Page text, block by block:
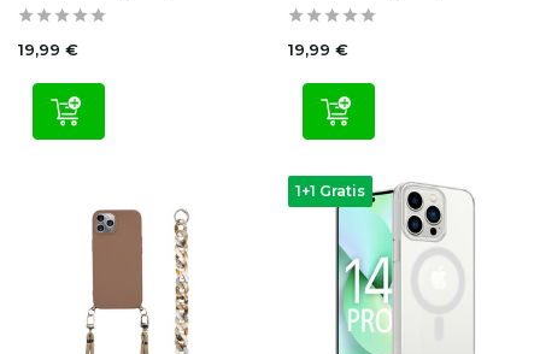
19,99 € 19,99 €
1+1 Gratis